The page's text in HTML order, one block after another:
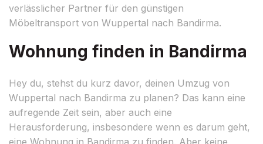
verlässlicher Partner für den günstigen
Möbeltransport von Wuppertal nach Bandirma.
Wohnung finden in Bandirma
Hey du, stehst du kurz davor, deinen Umzug von
Wuppertal nach Bandirma zu planen? Das kann eine
aufregende Zeit sein, aber auch eine
Herausforderung, insbesondere wenn es darum geht,
eine Wohnung in Bandirma zu finden. Aber keine